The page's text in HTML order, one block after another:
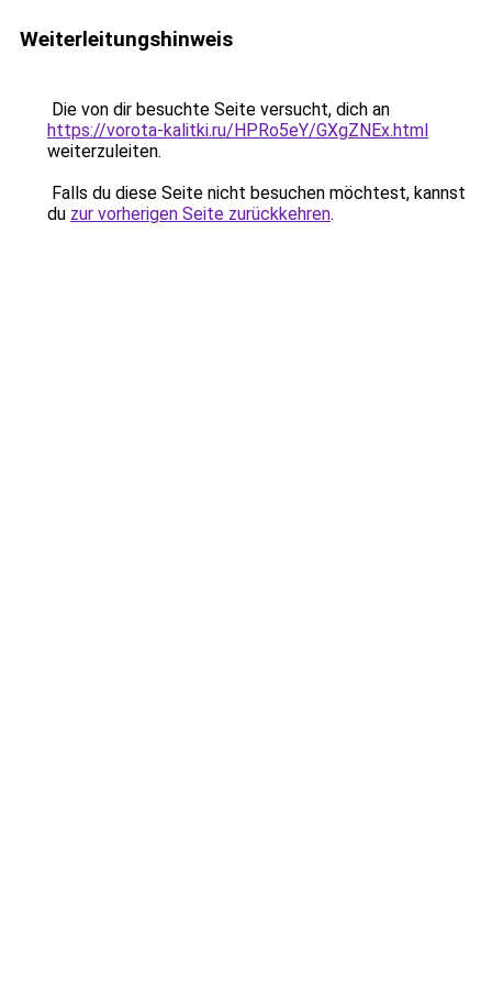
Weiterleitungshinweis
Die von dir besuchte Seite versucht, dich an
https://vorota-kalitki.ru/HPRo5eY/GXgZNEx.html
weiterzuleiten.
Falls du diese Seite nicht besuchen möchtest, kannst
du zur vorherigen Seite zurückkehren.